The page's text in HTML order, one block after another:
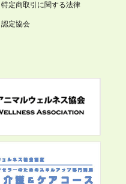
特定商取引に関する法律
認定協会